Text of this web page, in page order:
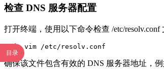
目录
检查 DNS 服务器配置
打开终端，使用以下命令检查 /etc/resolv.conf
sudo vim /etc/resolv.conf
确保该文件包含有效的 DNS 服务器地址，例